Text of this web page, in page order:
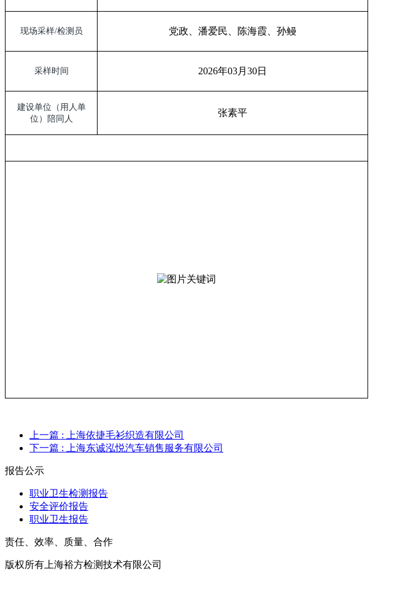
现场采样/检测员 党政、潘爱民、陈海霞、孙鳗
采样时间 2026年03月 30日
建设单位（用人单
位）陪同人
张素平
上一篇 : 上海依捷毛衫织造有限公司
下一篇 : 上海东诚泓悦汽车销售服务有限公司
报告公示
职业卫生检测报告
安全评价报告
职业卫生报告
责任、效率、质量、合作
版权所有上海裕方检测技术有限公司